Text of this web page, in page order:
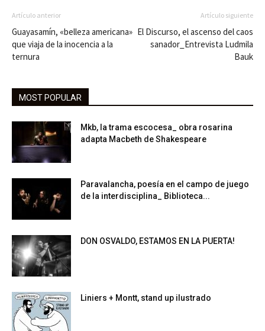
Artículo anterior
Guayasamín, «belleza americana»
que viaja de la inocencia a la
ternura
Artículo siguiente
El Discurso, el ascenso del caos
sanador_Entrevista Ludmila
Bauk
MOST POPULAR
Mkb, la trama escocesa_ obra rosarina
adapta Macbeth de Shakespeare
Paravalancha, poesía en el campo de juego
de la interdisciplina_ Biblioteca...
DON OSVALDO, ESTAMOS EN LA PUERTA!
Liniers + Montt, stand up ilustrado